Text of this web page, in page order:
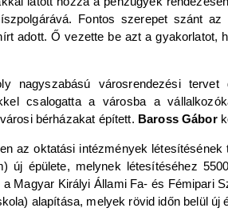
Fontos szerepet szánt az
adott. Ő vezette be azt a
nagyszabású városrendezési
csalogatta a városba a
bérházakat épített. Baross Gábor
az oktatási intézmények
új épülete, melynek létesítéséhez
Magyar Királyi Állami Fa- és Fémipari
alapítása, melyek rövid időn belül új